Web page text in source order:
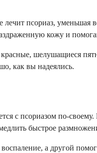
псориаз,
кожу и
шелушащиеся
как вы надеялись.
с псориазом по-
быстрое
а другой